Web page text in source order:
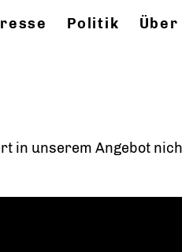
Politik Über
in unserem Angebot